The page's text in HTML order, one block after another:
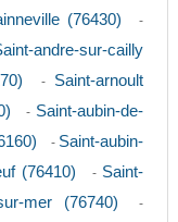
(76430) -
andre-sur-cailly
- Saint-arnoult
- Saint-aubin-de-
- Saint-aubin-
(76410) - Saint-
mer (76740) -